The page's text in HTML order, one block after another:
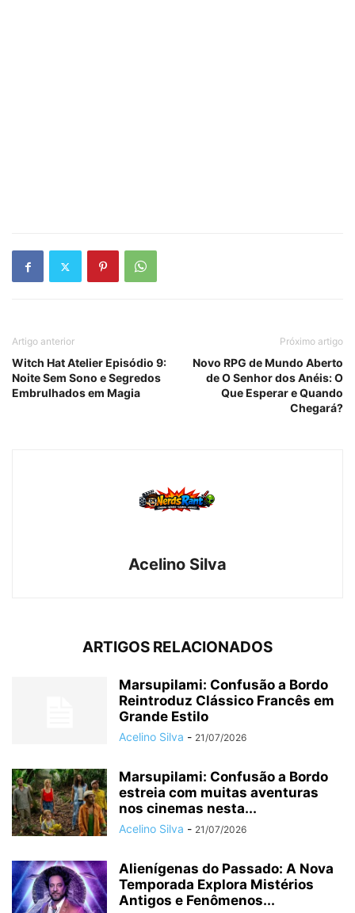
Artigo anterior
Witch Hat Atelier Episódio 9:
Noite Sem Sono e Segredos
Embrulhados em Magia
Próximo artigo
Novo RPG de Mundo Aberto
de O Senhor dos Anéis: O
Que Esperar e Quando
Chegará?
Acelino Silva
ARTIGOS RELACIONADOS
Marsupilami: Confusão a Bordo
Reintroduz Clássico Francês em
Grande Estilo
Acelino Silva - 21/07/2026
Marsupilami: Confusão a Bordo
estreia com muitas aventuras
nos cinemas nesta...
Acelino Silva - 21/07/2026
Alienígenas do Passado: A Nova
Temporada Explora Mistérios
Antigos e Fenômenos...